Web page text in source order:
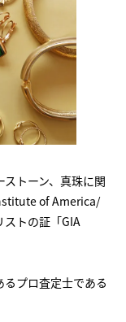
トーン、真珠に関
of America/
トの証「GIA
プロ査定士である